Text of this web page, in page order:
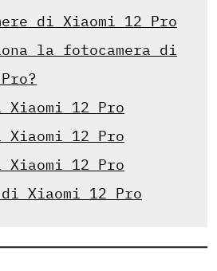
di Xiaomi 12 Pro
la fotocamera di
12 Pro
12 Pro
12 Pro
Xiaomi 12 Pro